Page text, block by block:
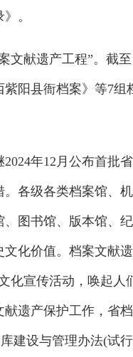
。
献遗产工程”。截
阳县衙档案》等7
年12月公布首批
各级各类档案馆、
图书馆、版本馆、
化价值。档案文献
化宣传活动，唤起
遗产保护工作，省
建设与管理办法(试